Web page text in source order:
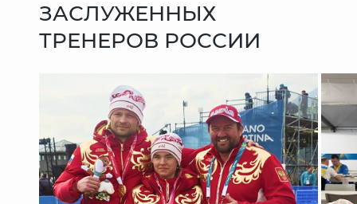
ЗАСЛУЖЕННЫХ
ТРЕНЕРОВ РОССИИ